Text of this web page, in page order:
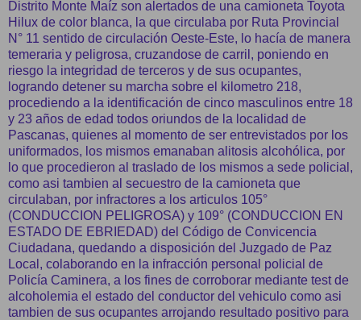
Distrito Monte Maíz son alertados de una camioneta Toyota
Hilux de color blanca, la que circulaba por Ruta Provincial
N° 11 sentido de circulación Oeste-Este, lo hacía de manera
temeraria y peligrosa, cruzandose de carril, poniendo en
riesgo la integridad de terceros y de sus ocupantes,
logrando detener su marcha sobre el kilometro 218,
procediendo a la identificación de cinco masculinos entre 18
y 23 años de edad todos oriundos de la localidad de
Pascanas, quienes al momento de ser entrevistados por los
uniformados, los mismos emanaban alitosis alcohólica, por
lo que procedieron al traslado de los mismos a sede policial,
como asi tambien al secuestro de la camioneta que
circulaban, por infractores a los articulos 105°
(CONDUCCION PELIGROSA) y 109° (CONDUCCION EN
ESTADO DE EBRIEDAD) del Código de Convicencia
Ciudadana, quedando a disposición del Juzgado de Paz
Local, colaborando en la infracción personal policial de
Policía Caminera, a los fines de corroborar mediante test de
alcoholemia el estado del conductor del vehiculo como asi
tambien de sus ocupantes arrojando resultado positivo para